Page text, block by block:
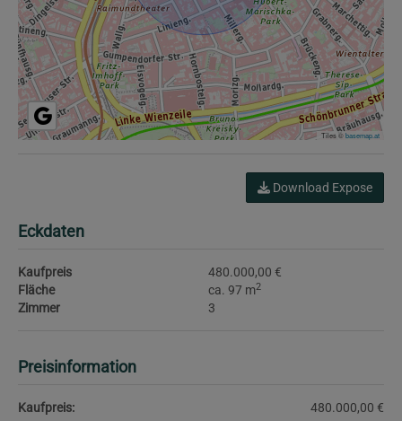
Tiles ©basemap.at
Download Expose
Eckdaten
Kaufpreis
480.000,00 €
Fläche
ca. 97 m2
Zimmer 3
Preisinformation
Kaufpreis:
480.000,00 €